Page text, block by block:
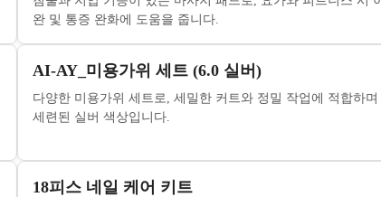
완 및 통증 완화에 도움을 줍니다.
AI-AY_미용가위 세트 (6.0 실버)
다양한 미용가위 세트로, 세밀한 커트와 정밀 작업에 적합하며
세련된 실버 색상입니다.
18피스 네일 케어 키트